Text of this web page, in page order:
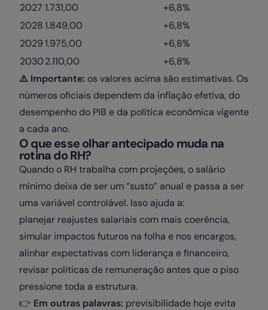
2027 1.731,00
+6,8%
20281.849,00
+6,8%
20291.975,00
+6,8%
20302.110,00
+6,8%
⚠️ Importante: os valores acima são estimativas. Os
números oficiais dependem da inflação efetiva, do
desempenho do PIB e da política econômica vigente
a cada ano.
O que esse olhar antecipado muda na
rotina do RH?
Quando o RH trabalha com projeções, o salário
mínimo deixa de ser um “susto” anual e passa a ser
uma variável controlável. Isso ajuda a:
planejar reajustes salariais com mais coerência,
simular impactos futuros na folha e nos encargos,
alinhar expectativas com liderança e financeiro,
revisar políticas de remuneração antes que o piso
pressione toda a estrutura.
👉 Em outras palavras: previsibilidade hoje evita